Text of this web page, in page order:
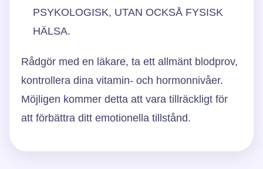
PSYKOLOGISK, UTAN OCKSÅ FYSISK
HÄLSA.
Rådgör med en läkare, ta ett allmänt blodprov,
kontrollera dina vitamin- och hormonnivåer.
Möjligen kommer detta att vara tillräckligt för
att förbättra ditt emotionella tillstånd.